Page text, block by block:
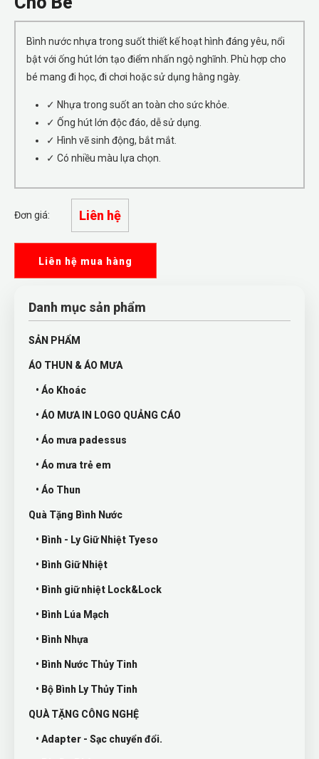
Bình nước nhựa trong suốt thiết kế hoạt hình đáng yêu, nổi
bật với ống hút lớn tạo điểm nhấn ngộ nghĩnh. Phù hợp cho
bé mang đi học, đi chơi hoặc sử dụng hằng ngày.
✓ Nhựa trong suốt an toàn cho sức khỏe.
✓ Ống hút lớn độc đáo, dễ sử dụng.
✓ Hình vẽ sinh động, bắt mắt.
✓ Có nhiều màu lựa chọn.
Đơn giá: Liên hệ
Liên hệ mua hàng
Danh mục sản phẩm
SẢN PHẨM
ÁO THUN & ÁO MƯA
• Áo Khoác
• ÁO MƯA IN LOGO QUẢNG CÁO
• Áo mưa padessus
• Áo mưa trẻ em
• Áo Thun
Quà Tặng Bình Nước
• Bình - Ly Giữ Nhiệt Tyeso
• Bình Giữ Nhiệt
• Bình giữ nhiệt Lock&Lock
• Bình Lúa Mạch
• Bình Nhựa
• Bình Nước Thủy Tinh
• Bộ Bình Ly Thủy Tinh
QUÀ TẶNG CÔNG NGHỆ
• Adapter - Sạc chuyển đổi.